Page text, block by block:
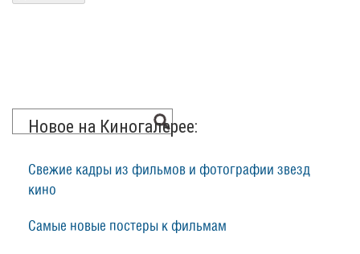
Новое на Киногалерее:
Свежие кадры из фильмов и фотографии звезд
кино
Самые новые постеры к фильмам